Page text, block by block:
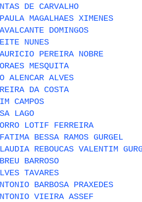
DE CARVALHO
MAGALHAES XIMENES
DOMINGOS
NUNES
PEREIRA NOBRE
MESQUITA
ALENCAR ALVES
DA COSTA
CAMPOS
LAGO
LOTIF FERREIRA
BESSA RAMOS GURGEL
REBOUCAS VALENTIM
BARROSO
TAVARES
BARBOSA PRAXEDES
VIEIRA ASSEF